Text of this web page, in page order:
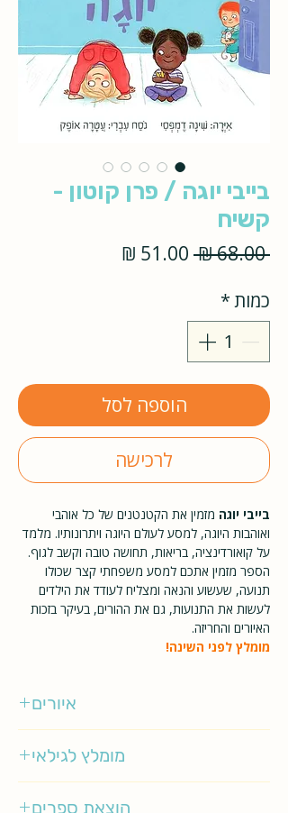
בייבי יוגה / פרן קוטון -
קשיח
‏68.00 ‏₪
מחיר
כמות*
הוספה לסל
לרכישה
בייבי יוגה מזמין את הקטנטנים של כל אוהבי
ואוהבות היוגה, למסע לעולם היוגה ויתרונותיו. מלמד
על קואורדינציה, בריאות, תחושה טובה וקשב לגוף.
הספר מזמין אתכם למסע משפחתי קצר שכולו
תנועה, שעשוע והנאה ומצליח לעודד את הילדים
לעשות את התנועות, גם את ההורים, בעיקר בזכות
האיורים והחריזה.
מומלץ לפני השינה!
איורים
מומלץ לגילאי
הוצאת ספרים